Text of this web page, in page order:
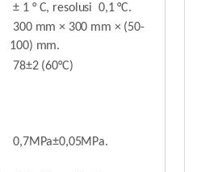
± 1 ° C, resolusi 0,1 °C.
300 mm × 300 mm × (50-
100) mm.
78±2 (60°C)
0,7MPa±0,05MPa.